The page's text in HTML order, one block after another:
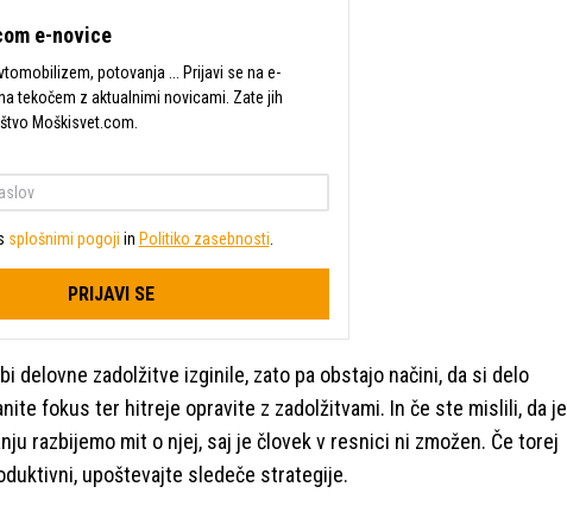
e-novice
potovanja ... Prijavi se na e-
tekočem z aktualnimi novicami. Zate jih
Moškisvet.com.
splošnimi pogoji in Politiko zasebnosti
PRIJAVI SE
delovne zadolžitve izginile, zato pa obstajo načini, da si delo
fokus ter hitreje opravite z zadolžitvami. In če ste mislili, da je
razbijemo mit o njej, saj je človek v resnici ni zmožen. Če torej
upoštevajte sledeče strategije.